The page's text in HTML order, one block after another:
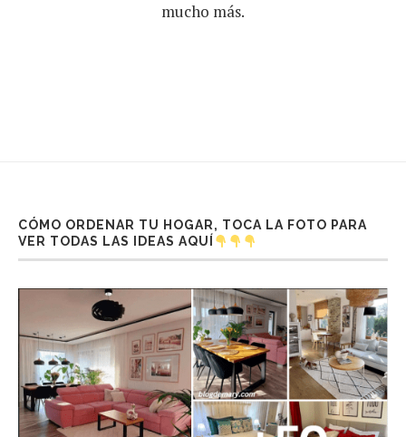
mucho más.
CÓMO ORDENAR TU HOGAR, TOCA LA FOTO PARA
VER TODAS LAS IDEAS AQUÍ